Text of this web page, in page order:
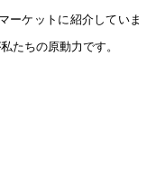
ーケットに紹介していま
たちの原動力です。